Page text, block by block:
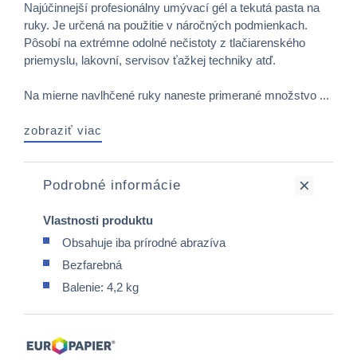
Najúčinnejší profesionálny umývací gél a tekutá pasta na
ruky. Je určená na použitie v náročných podmienkach.
Pôsobí na extrémne odolné nečistoty z tlačiarenského
priemyslu, lakovní, servisov ťažkej techniky atď.
Na mierne navlhčené ruky naneste primerané množstvo ...
zobraziť viac
Podrobné informácie
Vlastnosti produktu
Obsahuje iba prírodné abrazíva
Bezfarebná
Balenie: 4,2 kg